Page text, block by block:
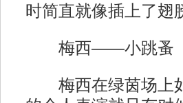
时简直就像插上了翅
梅西——小跳蚤
梅西在绿茵场上如